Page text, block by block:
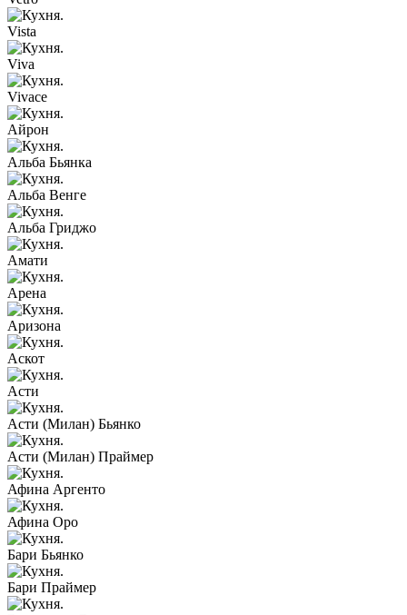
Vista
Viva
Vivace
Айрон
Альба Бьянка
Альба Венге
Альба Гриджо
Амати
Арена
Аризона
Аскот
Асти
Асти (Милан) Бьянко
Асти (Милан) Праймер
Афина Аргенто
Афина Оро
Бари Бьянко
Бари Праймер